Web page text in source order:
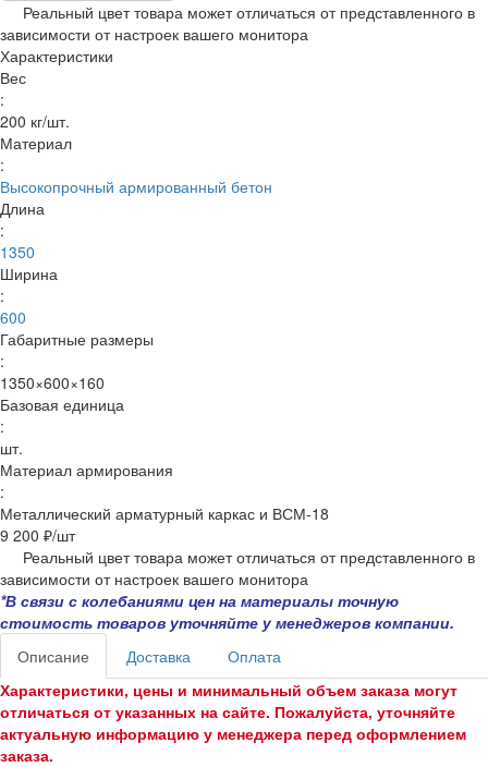
Реальный цвет товара может отличаться от представленного в
зависимости от настроек вашего монитора
Характеристики
Вес
:
200 кг/шт.
Материал
:
Высокопрочный армированный бетон
Длина
:
1350
Ширина
:
600
Габаритные размеры
:
1350×600×160
Базовая единица
:
шт.
Материал армирования
:
Металлический арматурный каркас и ВСМ-18
9 200 ₽/шт
Реальный цвет товара может отличаться от представленного в
зависимости от настроек вашего монитора
*В связи с колебаниями цен на материалы точную
стоимость товаров уточняйте у менеджеров компании.
Описание
Доставка
Оплата
Характеристики, цены и минимальный объем заказа могут
отличаться от указанных на сайте. Пожалуйста, уточняйте
актуальную информацию у менеджера перед оформлением
заказа.